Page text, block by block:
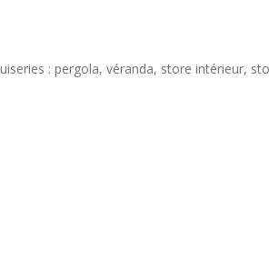
: pergola, véranda, store intérieur,